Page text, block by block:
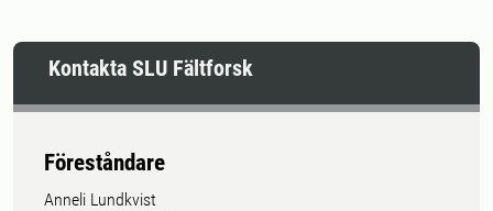
Kontakta SLU Fältforsk
Föreståndare
Anneli Lundkvist